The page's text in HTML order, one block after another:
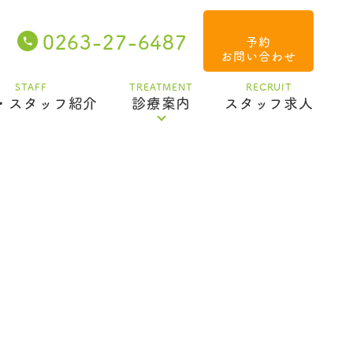
0263-27-6487
予約
お問い合わせ
STAFF
スタッフ紹介
TREATMENT
診療案内
RECRUIT
スタッフ求人